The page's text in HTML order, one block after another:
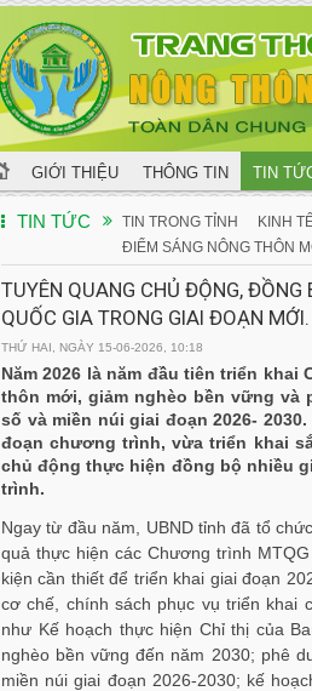
GIỚI THIỆU THÔNG TIN TIN
TIN TỨC TIN TRONG TỈNH KINH
ĐIỂM SÁNG NÔNG THÔN
TUYÊN QUANG CHỦ ĐỘNG, ĐỒNG
QUỐC GIA TRONG GIAI ĐOẠN MỚI.
THỨ HAI, NGÀY 15-06-2026, 10:18
Năm 2026 là năm đầu tiên triển
thôn mới, giảm nghèo bền vững và
số và miền núi giai đoạn 2026-
đoạn chương trình, vừa triển khai
chủ động thực hiện đồng bộ nhiều
trình.
Ngay từ đầu năm, UBND tỉnh đã tổ
quả thực hiện các Chương trình
kiện cần thiết để triển khai giai đoạn
cơ chế, chính sách phục vụ triển khai
như Kế hoạch thực hiện Chỉ thị của
nghèo bền vững đến năm 2030; phê
miền núi giai đoạn 2026-2030; kế